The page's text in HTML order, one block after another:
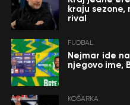
kraju sezone,
rival
FUDBAL
Nejmar ide
njegovo ime,
KOŠARKA